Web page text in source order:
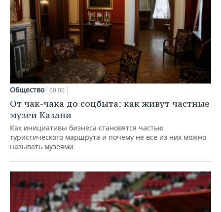
Общество 00:00
От чак-чака до соцбыта: как живут частные
музеи Казани
Как инициативы бизнеса становятся частью
туристического маршрута и почему не все из них можно
называть музеями